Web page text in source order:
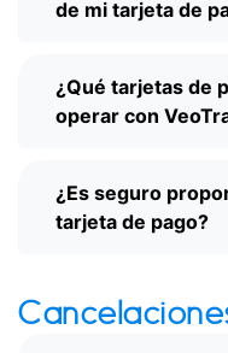
de mi tarjeta de
¿Qué tarjetas de
operar con
¿Es seguro
tarjeta de pago?